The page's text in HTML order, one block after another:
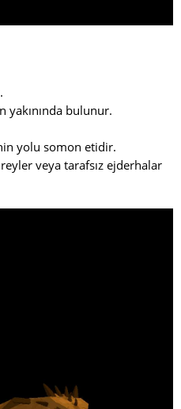
yakınında bulunur.
yolu somon etidir.
veya tarafsız ejderhalar